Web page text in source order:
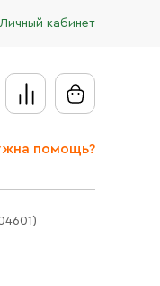
Личный кабинет
помощь?
заявку